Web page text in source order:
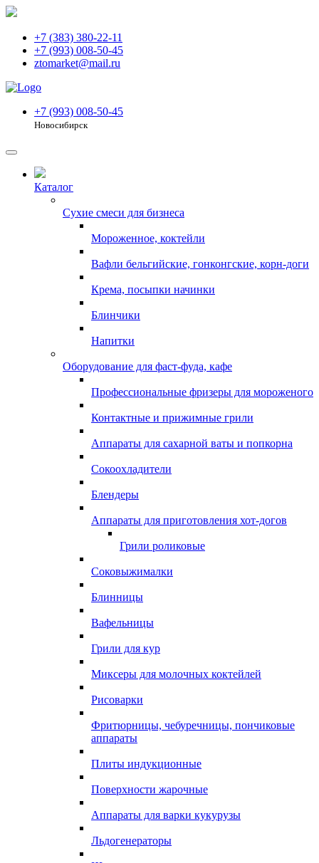
+7 (383) 380-22-11
+7 (993) 008-50-45
ztomarket@mail.ru
+7 (993) 008-50-45
Новосибирск
Каталог
Сухие смеси для бизнеса
Мороженное, коктейли
Вафли бельгийские, гонконгские, корн-доги
Крема, посыпки начинки
Блинчики
Напитки
Оборудование для фаст-фуда, кафе
Профессиональные фризеры для мороженого
Контактные и прижимные грили
Аппараты для сахарной ваты и попкорна
Сокоохладители
Блендеры
Аппараты для приготовления хот-догов
Грили роликовые
Соковыжималки
Блинницы
Вафельницы
Грили для кур
Миксеры для молочных коктейлей
Рисоварки
Фритюрницы, чебуречницы, пончиковые
аппараты
Плиты индукционные
Поверхности жарочные
Аппараты для варки кукурузы
Льдогенераторы